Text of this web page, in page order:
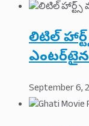
లిటిల్
September 6,